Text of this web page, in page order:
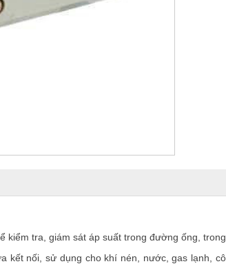
kiểm tra, giám sát áp suất trong đường ống,
kết nối, sử dụng cho khí nén, nước, gas lạnh,